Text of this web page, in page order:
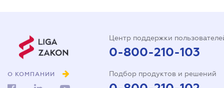
О КОМПАНИИ
Центр поддержки
0-800-210-103
Подбор продуктов и решений